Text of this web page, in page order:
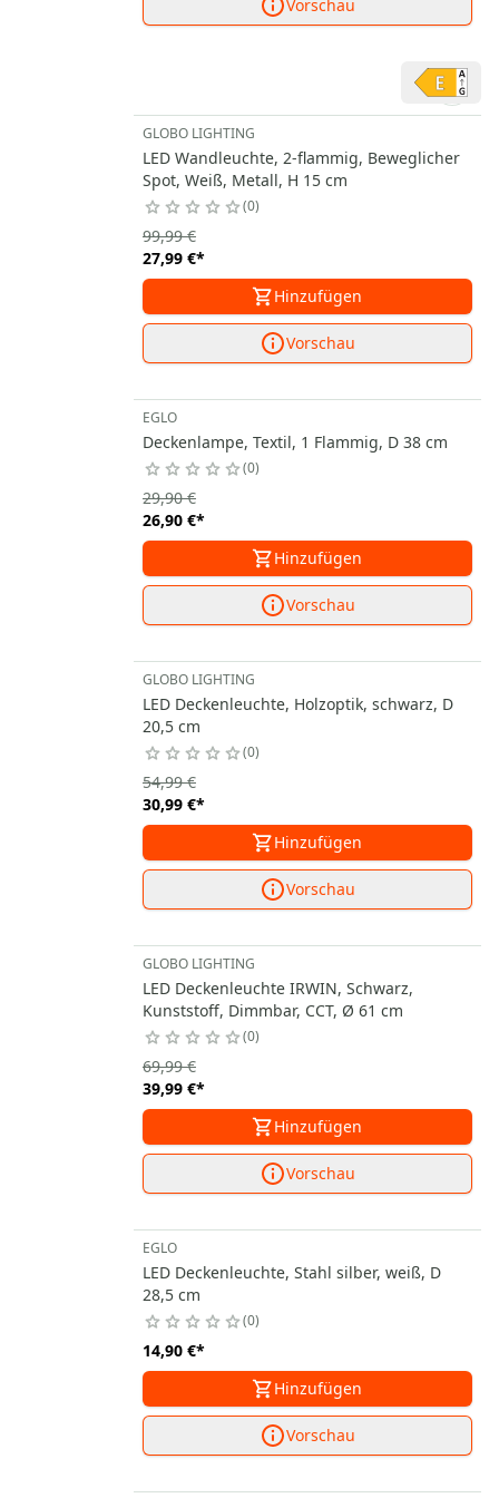
Vorschau
GLOBO LIGHTING
LED Wandleuchte, 2-flammig, Beweglicher
Spot, Weiß, Metall, H 15 cm
0
27,99 €*
99,99 €
Hinzufügen
Vorschau
EGLO
Deckenlampe, Textil, 1 Flammig, D 38 cm
0
26,90 €*
29,90 €
Hinzufügen
Vorschau
GLOBO LIGHTING
LED Deckenleuchte, Holzoptik, schwarz, D
20,5 cm
0
30,99 €*
54,99 €
Hinzufügen
Vorschau
GLOBO LIGHTING
LED Deckenleuchte IRWIN, Schwarz,
Kunststoff, Dimmbar, CCT, Ø 61 cm
0
39,99 €*
69,99 €
Hinzufügen
Vorschau
EGLO
LED Deckenleuchte, Stahl silber, weiß, D
28,5 cm
0
14,90 €*
Hinzufügen
Vorschau